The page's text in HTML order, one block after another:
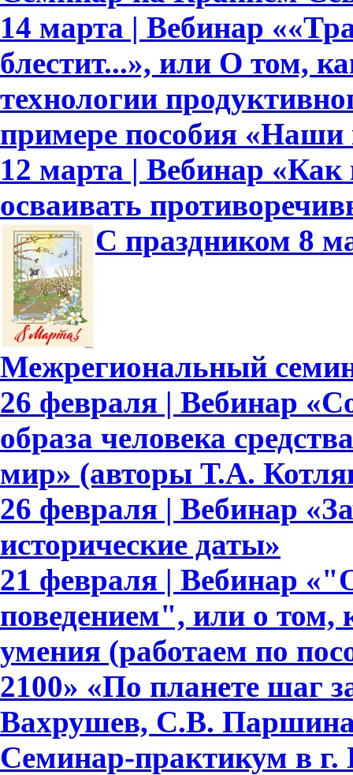
14 марта | Вебинар
блестит...», или О том,
технологии
примере пособия
12 марта | Вебинар «Как
осваивать
С праздником 8
Межрегиональный
26 февраля | Вебинар
образа человека
мир» (авторы Т.А.
26 февраля | Вебинар
исторические даты»
21 февраля | Вебинар
поведением", или о том,
умения (работаем по
2100» «По планете шаг
Вахрушев, С.В.
Семинар-практикум в